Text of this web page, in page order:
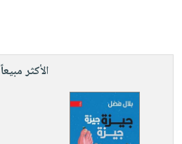
الأكثر مبيعاً